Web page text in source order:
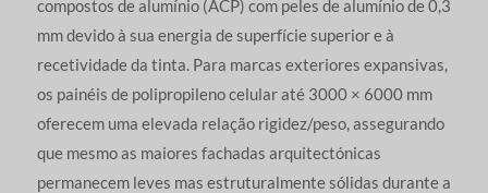
compostos de alumínio (ACP) com peles de alumínio de 0,3
mm devido à sua energia de superfície superior e à
recetividade da tinta. Para marcas exteriores expansivas,
os painéis de polipropileno celular até 3000 × 6000 mm
oferecem uma elevada relação rigidez/peso, assegurando
que mesmo as maiores fachadas arquitectónicas
permanecem leves mas estruturalmente sólidas durante a